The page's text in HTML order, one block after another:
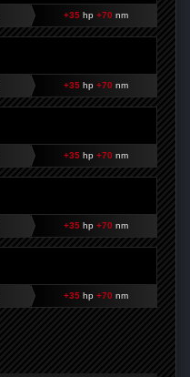
+35hp +70 nm
+35hp +70 nm
+35hp +70 nm
+35hp +70 nm
+35hp +70 nm